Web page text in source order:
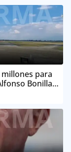
para
Bonilla